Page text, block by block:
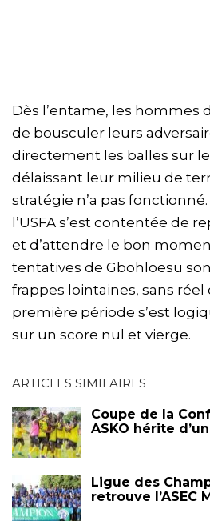
Dès l’entame, les hommes
de bousculer leurs
directement les balles sur
délaissant leur milieu de
stratégie n’a pas
l’USFA s’est contentée de
et d’attendre le bon
tentatives de Gbohloesu
frappes lointaines, sans réel
première période s’est
sur un score nul et vierge.
ARTICLES SIMILAIRES
Coupe de la
ASKO hérite
Ligue des
retrouve l’ASEC